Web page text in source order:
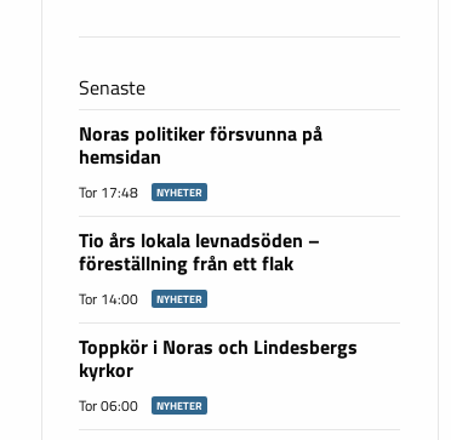
Senaste
Noras politiker försvunna på
hemsidan
Tor 17:48 NYHETER
Tio års lokala levnadsöden –
föreställning från ett flak
Tor 14:00 NYHETER
Toppkör i Noras och Lindesbergs
kyrkor
Tor 06:00 NYHETER